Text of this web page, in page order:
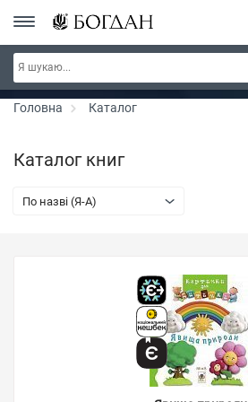
РОЗПРОДАЖ ~ 150 грн ~ 200 грн ~ 250 грн ~
300 грн ~ РОЗПРОДАЖ
Головна Каталог
Каталог книг
По назві (Я-А)